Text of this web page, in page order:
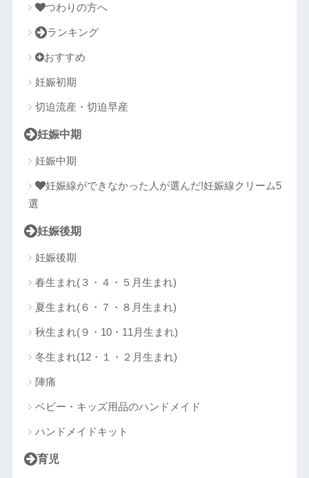
つわりの方へ
ランキング
おすすめ
妊娠初期
切迫流産・切迫早産
妊娠中期
妊娠中期
妊娠線ができなかった人が選んだ!妊娠線クリーム5
選
妊娠後期
妊娠後期
春生まれ(３・４・５月生まれ)
夏生まれ(６・７・８月生まれ)
秋生まれ(９・10・11月生まれ)
冬生まれ(12・１・２月生まれ)
陣痛
ベビー・キッズ用品のハンドメイド
ハンドメイドキット
育児